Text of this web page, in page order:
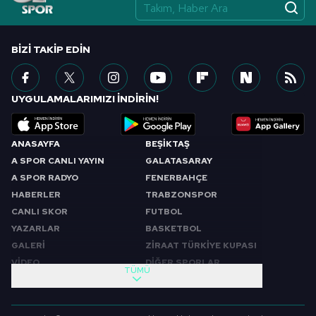
ANASAYFA
A SPOR CANLI YAYIN
A SPOR RADYO
HABERLER
CANLI SKOR
YAZARLAR
GALERİ
VİDEO
BEŞİKTAŞ
GALATASARAY
FENERBAHÇE
TRABZONSPOR
FUTBOL
BASKETBOL
ZİRAAT TÜRKİYE KUPASI
DİĞER SPORLAR
SABAH SPORU
FUTBOL
TÜMÜ
BIZI TAKIP EDIN
UYGULAMALARIMIZI İNDİRİN!